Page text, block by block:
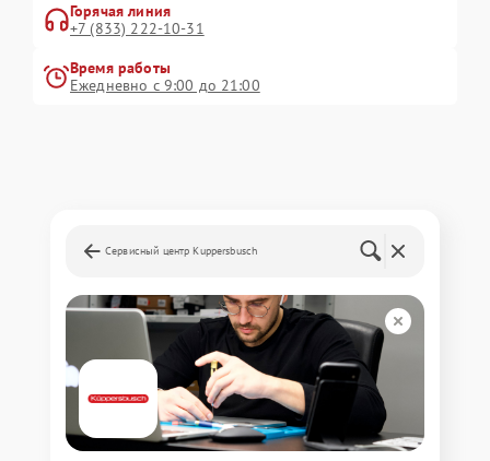
Горячая линия
+7 (833) 222-10-31
Время работы
Ежедневно с 9:00 до 21:00
Сервисный центр Kuppersbusch